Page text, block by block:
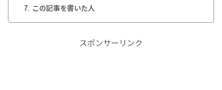
この記事を書いた人
スポンサーリンク